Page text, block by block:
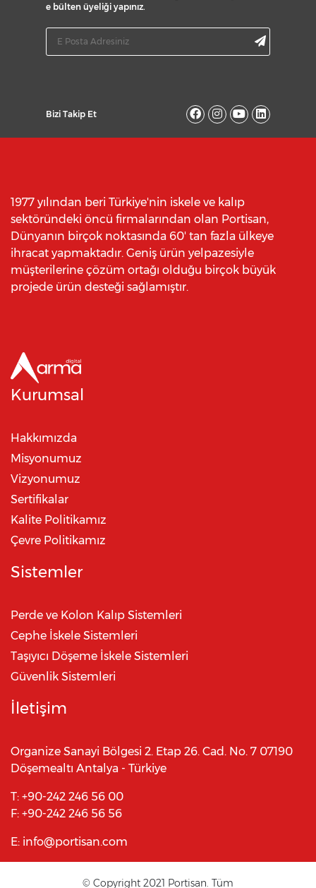
e bülten üyeliği yapınız.
Bizi Takip Et
1977 yılından beri Türkiye'nin iskele ve kalıp
sektöründeki öncü firmalarından olan Portisan,
Dünyanın birçok noktasında 60' tan fazla ülkeye
ihracat yapmaktadır. Geniş ürün yelpazesiyle
müşterilerine çözüm ortağı olduğu birçok büyük
projede ürün desteği sağlamıştır.
Kurumsal
Hakkımızda
Misyonumuz
Vizyonumuz
Sertifikalar
Kalite Politikamız
Çevre Politikamız
Sistemler
Perde ve Kolon Kalıp Sistemleri
Cephe İskele Sistemleri
Taşıyıcı Döşeme İskele Sistemleri
Güvenlik Sistemleri
İletişim
Organize Sanayi Bölgesi 2. Etap 26. Cad. No. 7 07190
Döşemealtı Antalya - Türkiye
T: +90-242 246 56 00
F: +90-242 246 56 56
E: info@portisan.com
© Copyright 2021 Portisan. Tüm